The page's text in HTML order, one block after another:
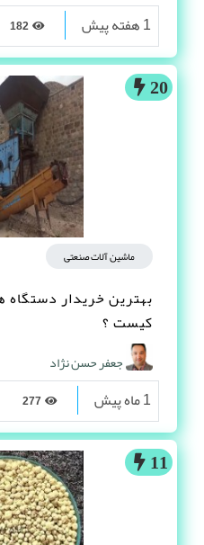
1 هفته پیش
20
ماشین آلات صنعتی
بهترین خریدار
کیست ؟
جعفر حسن نژاد
1 ماه پیش
11